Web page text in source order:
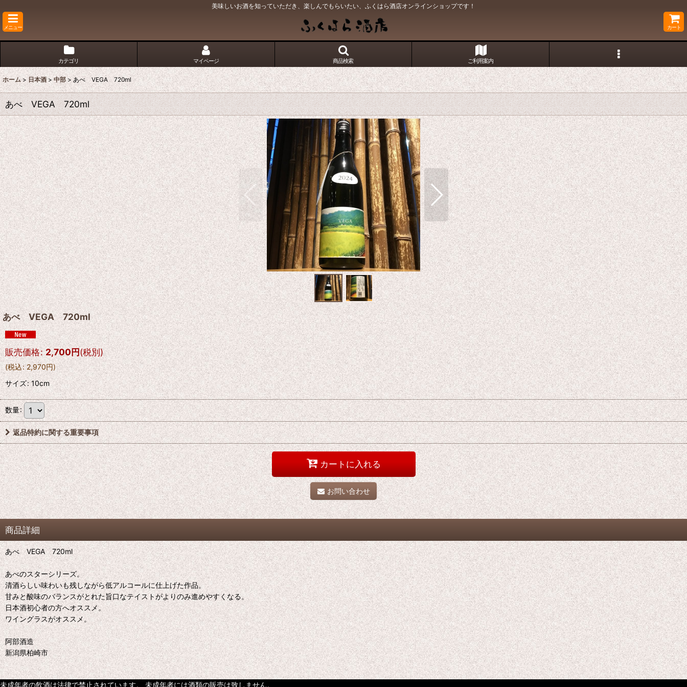
美味しいお酒を知っていただき、楽しんでもらいたい、ふくはら酒店オンラインショップです！
メニュー カート
カテゴリ マイページ 商品検索 ご利用案内
ホーム > 日本酒 > 中部 > あべ VEGA 720ml
あべ VEGA 720ml
あべ VEGA 720ml
販売価格: 2,700円(税別)
(税込: 2,970円)
サイズ:10cm
数量:
返品特約に関する重要事項
カートに入れる
お問い合わせ
商品詳細
あべ VEGA 720ml
あべのスターシリーズ。
清酒らしい味わいも残しながら低アルコールに仕上げた作品。
甘みと酸味のバランスがとれた旨口なテイストがよりのみ進めやすくなる。
日本酒初心者の方へオススメ。
ワイングラスがオススメ。
阿部酒造
新潟県柏崎市
未成年者の飲酒は法律で禁止されています。 未成年者には酒類の販売は致しません。